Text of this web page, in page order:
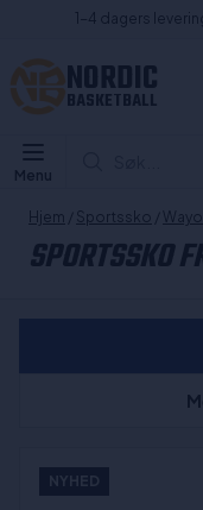
1-4 dagers
NORDIC
BASKETBALL
Menu
Hjem / Sportssko /
SPORTSSKO
NYHED